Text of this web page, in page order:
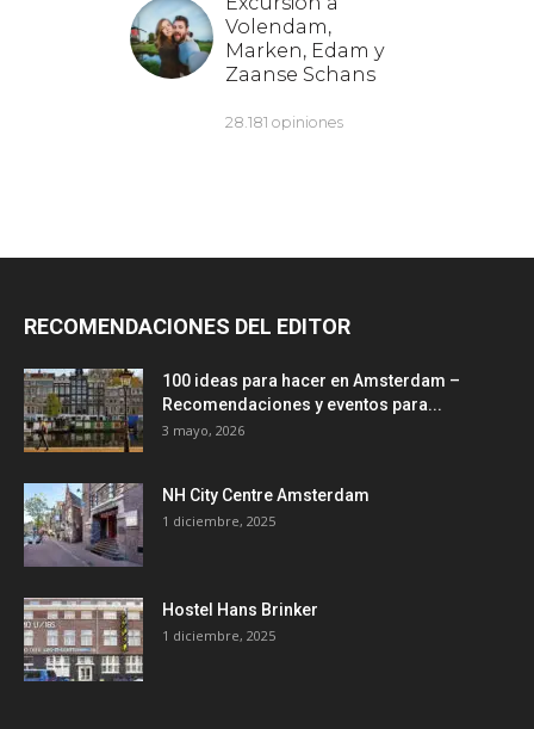
RECOMENDACIONES DEL EDITOR
100 ideas para hacer en Amsterdam –
Recomendaciones y eventos para...
3 mayo, 2026
NH City Centre Amsterdam
1 diciembre, 2025
Hostel Hans Brinker
1 diciembre, 2025